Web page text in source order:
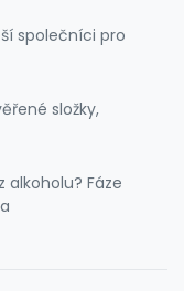
společníci pro
složky,
alkoholu? Fáze